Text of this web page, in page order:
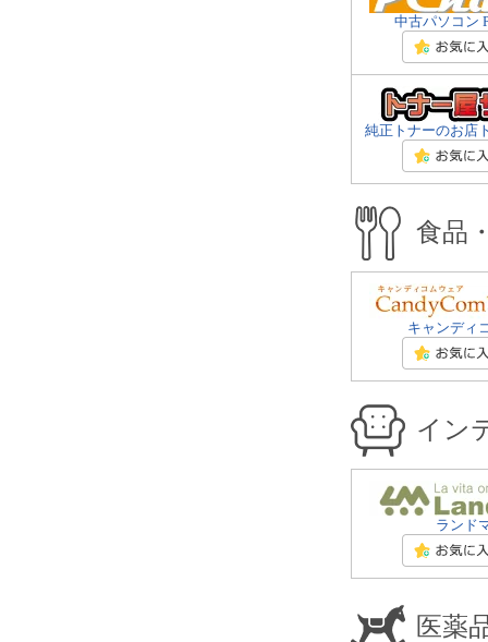
中古パソコン
純正トナーのお店
食品
キャンディ
イン
ランド
医薬